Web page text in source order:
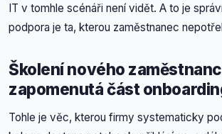
IT v tomhle scénáři není vidět. A to je
podpora je ta, kterou zaměstnanec
Školení nového
zapomenutá část
Tohle je věc, kterou firmy systematicky